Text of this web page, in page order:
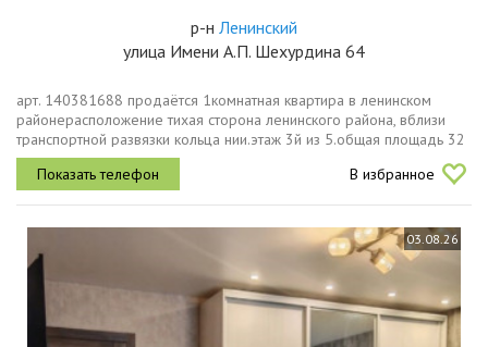
р-н Ленинский
улица Имени А.П. Шехурдина 64
арт. 140381688 продаётся 1комнатная квартира в ленинском
районерасположение тихая сторона ленинского района, вблизи
транспортной развязки кольца нии.этаж 3й из 5.общая площадь 32
кв. м.особенности квартирыустановлены пластиковые окна
обеспечивают...
В избранное
03.08.26